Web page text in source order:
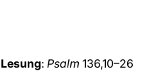
Lesung: Psalm 136,10–26